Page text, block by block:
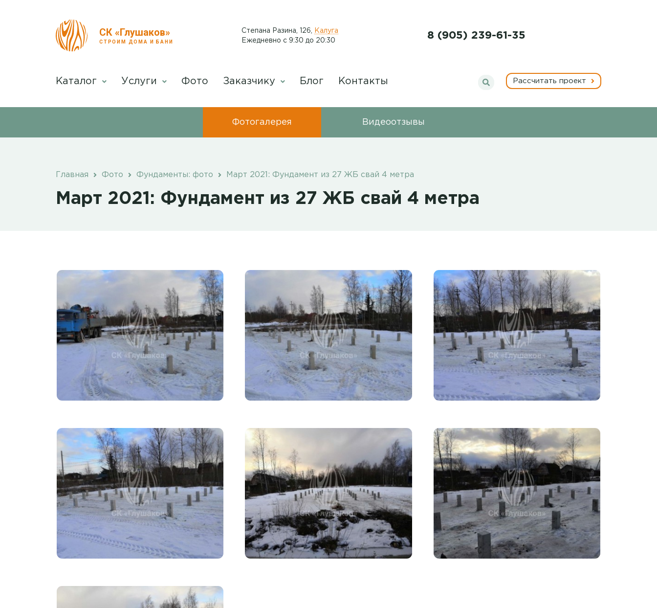
СК «Глушаков»
СТРОИМ ДОМА И БАНИ
​Степана Разина, 126
Калуга
Ежедневно с 9:30 до 20:30
8 (905) 239-61-35
Каталог Услуги Фото Заказчику Блог Контакты Рассчитать проект
Фотогалерея Видеоотзывы
Главная Фото Фундаменты: фото Март 2021: Фундамент из 27 ЖБ свай 4 метра
Март 2021: Фундамент из 27 ЖБ свай 4 метра